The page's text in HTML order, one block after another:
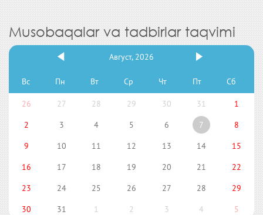
Musobaqalar va tadbirlar taqvimi
Август, 2026
Вс Пн Вт Ср Чт Пт Сб
26 27 28 29 30 31
1
2
3 4 5 6 7
8
9
10 11 12 13 14
15
16
17 18 19 20 21
22
23
24 25 26 27 28
29
30
31 1 2 3 4 5